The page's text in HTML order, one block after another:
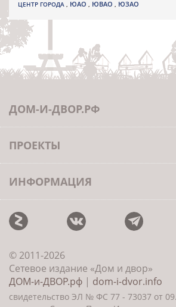
ЦЕНТР ГОРОДА , ЮАО , ЮВАО , ЮЗАО
ДОМ-И-ДВОР.РФ
ПРОЕКТЫ
ИНФОРМАЦИЯ
© 2011-2026
Сетевое издание «Дом и двор»
ДОМ-и-ДВОР.рф | dom-i-dvor.info
свидетельство ЭЛ № ФС 77 - 73037 от